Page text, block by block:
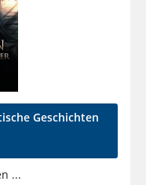
Geschichten
...